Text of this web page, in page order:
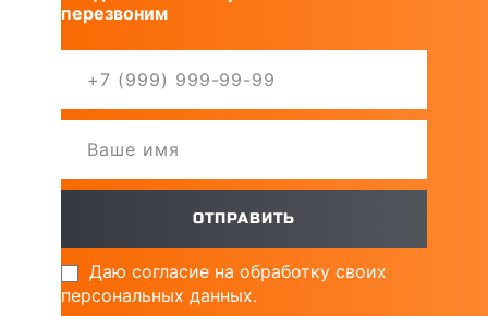
перезвоним
Даю согласие на обработку своих
персональных данных.